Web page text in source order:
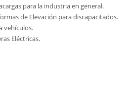
para la industria en general.
de Elevación para discapacitados.
vehículos.
Eléctricas.